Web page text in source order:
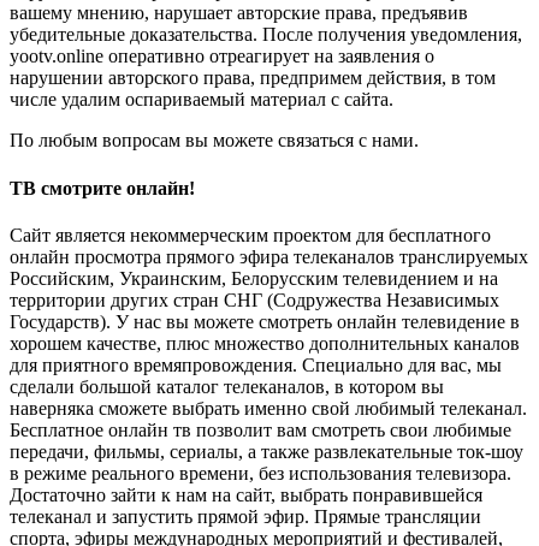
вашему мнению, нарушает авторские права, предъявив
убедительные доказательства. После получения уведомления,
yootv.online оперативно отреагирует на заявления о
нарушении авторского права, предпримем действия, в том
числе удалим оспариваемый материал с сайта.
По любым вопросам вы можете связаться с нами.
ТВ смотрите онлайн!
Сайт является некоммерческим проектом для бесплатного
онлайн просмотра прямого эфира телеканалов транслируемых
Российским, Украинским, Белорусским телевидением и на
территории других стран СНГ (Содружества Независимых
Государств). У нас вы можете смотреть онлайн телевидение в
хорошем качестве, плюс множество дополнительных каналов
для приятного времяпровождения. Специально для вас, мы
сделали большой каталог телеканалов, в котором вы
наверняка сможете выбрать именно свой любимый телеканал.
Бесплатное онлайн тв позволит вам смотреть свои любимые
передачи, фильмы, сериалы, а также развлекательные ток-шоу
в режиме реального времени, без использования телевизора.
Достаточно зайти к нам на сайт, выбрать понравившейся
телеканал и запустить прямой эфир. Прямые трансляции
спорта, эфиры международных мероприятий и фестивалей,